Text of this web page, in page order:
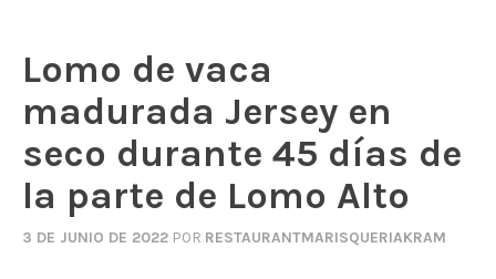
Lomo de vaca
madurada Jersey en
seco durante 45 días de
la parte de Lomo Alto
3 DE JUNIO DE 2022 POR RESTAURANTMARISQUERIAKRAM